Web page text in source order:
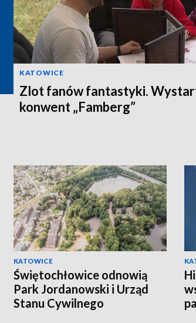
KATOWICE
Zlot fanów fantastyki.
konwent „Famberg”
KATOWICE
Świętochłowice odnowią
Park Jordanowski i Urząd
Stanu Cywilnego